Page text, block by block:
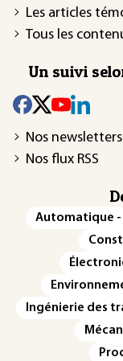
Les articles
Tous les
Un suivi
Nos newsletters
Nos flux RSS
Automatique
Ingénierie des